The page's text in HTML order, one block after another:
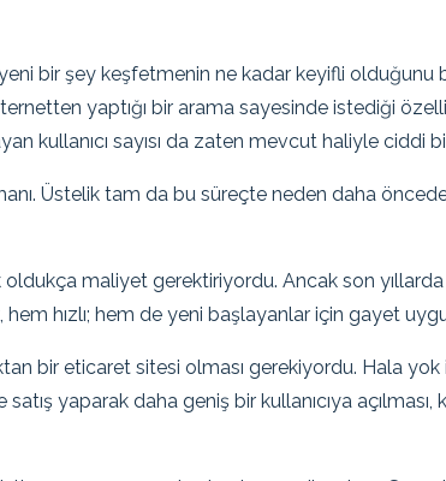
bir şey keşfetmenin ne kadar keyifli
yaptığı bir arama sayesinde istediği
kullanıcı sayısı da zaten mevcut haliyle ciddi
Üstelik tam da bu süreçte neden daha
maliyet gerektiriyordu. Ancak son
hızlı; hem de yeni başlayanlar için gayet
bir eticaret sitesi olması gerekiyordu. Hala
yaparak daha geniş bir kullanıcıya